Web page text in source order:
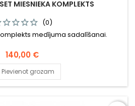
MIESNIEKA KOMPLEKTS
(0)
medījuma sadalīšanai.
Cena
140,00 €
Pievienot grozam